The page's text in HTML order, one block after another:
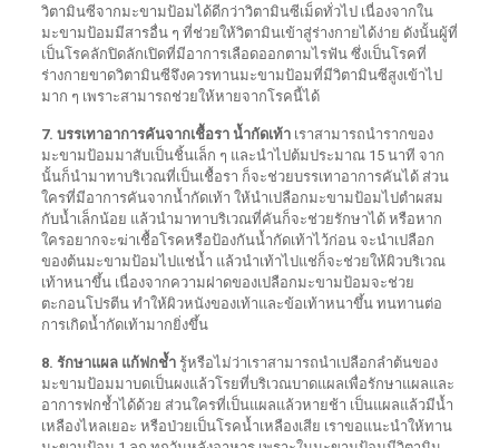
วิตามินซีจากมะขามป้อมได้ดีกว่าวิตามินซีเม็ดทั่วไป เนื่องจากใน
มะขามป้อมมีสารอื่น ๆ ที่ช่วยให้วิตามินเข้าสู่ร่างกายได้ง่าย ดังนั้นผู้ที่
เป็นโรคลักปิดลักเปิดที่มีอาการเลือดออกตามไรฟัน ซึ่งเป็นโรคที่
ร่างกายขาดวิตามินซีจึงควรทานมะขามป้อมที่มีวิตามินซีสูงเข้าไป
มาก ๆ เพราะสามารถช่วยให้หายจากโรคนี้ได้
7. บรรเทาอาการคันจากเชื้อรา น้ำกัดเท้า เราสามารถนำรากของ
มะขามป้อมมาสับเป็นชิ้นเล็ก ๆ และนำไปต้มประมาณ 15 นาที จาก
นั้นก็นำมาทาบริเวณที่เป็นเชื้อรา ก็จะช่วยบรรเทาอาการคันได้ ส่วน
ใครที่มีอาการคันจากน้ำกัดเท้า ให้นำเปลือกมะขามป้อมไปตำผสม
กับน้ำเล็กน้อย แล้วนำมาทาบริเวณที่คันก็จะช่วยรักษาได้ หรือหาก
ใครอยากจะฆ่าเชื้อโรคหรือป้องกันน้ำกัดเท้าไว้ก่อน จะนำเปลือก
ของต้นมะขามป้อมไปแช่น้ำ แล้วนำเท้าไปแช่ก็จะช่วยให้ผิวบริเวณ
เท้าหนาขึ้น เนื่องจากความฝาดของเปลือกมะขามป้อมจะช่วย
ตะกอนโปรตีน ทำให้ผิวหนังของเท้าและข้อเท้าหนาขึ้น ทนทานต่อ
การเกิดน้ำกัดเท้ามากยิ่งขึ้น
8. รักษาแผล แก้ฟกช้ำรู้หรือไม่ว่าเราสามารถนำเปลือกลำต้นของ
มะขามป้อมมาบดเป็นผงแล้วโรยที่บริเวณบาดแผลเพื่อรักษาแผลและ
อาการฟกช้ำได้ด้วย ส่วนใครที่เป็นแผลแล้วหายช้า เป็นแผลแล้วมีน้ำ
เหลืองไหลเยอะ หรือป่วยเป็นโรคน้ำเหลืองเสีย เราขอแนะนำให้ทาน